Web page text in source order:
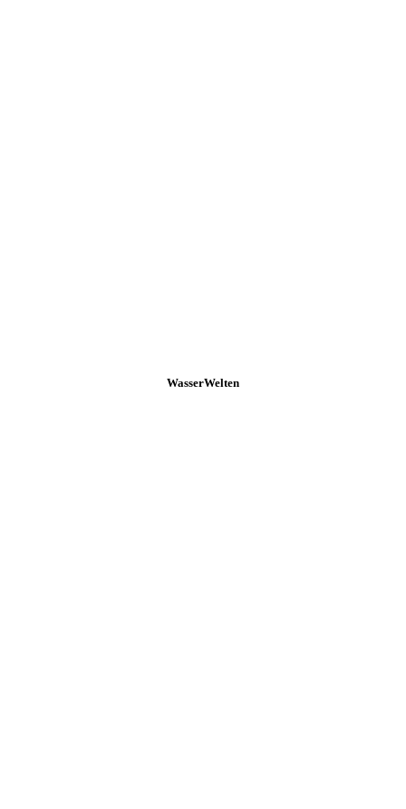
WasserWelten